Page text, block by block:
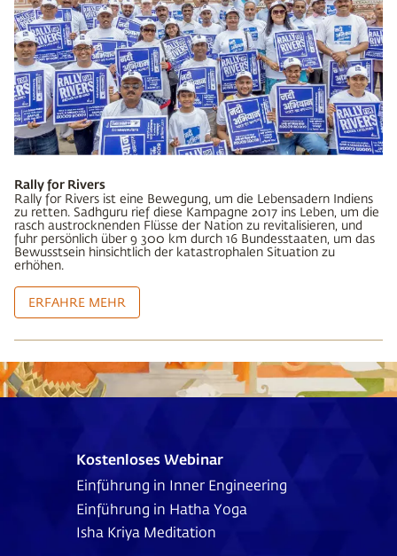
Rally for Rivers
Rally for Rivers ist eine Bewegung, um die Lebensadern Indiens
zu retten. Sadhguru rief diese Kampagne 2017 ins Leben, um die
rasch austrocknenden Flüsse der Nation zu revitalisieren, und
fuhr persönlich über 9 300 km durch 16 Bundesstaaten, um das
Bewusstsein hinsichtlich der katastrophalen Situation zu
erhöhen.
ERFAHRE MEHR
Kostenloses Webinar
Einführung in Inner Engineering
Einführung in Hatha Yoga
Isha Kriya Meditation